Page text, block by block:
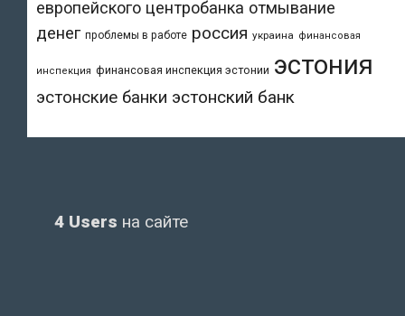
европейского центробанка отмывание
денег проблемы в работе россия украина финансовая
инспекция финансовая инспекция эстонии эстония
эстонские банки эстонский банк
4 Users на сайте